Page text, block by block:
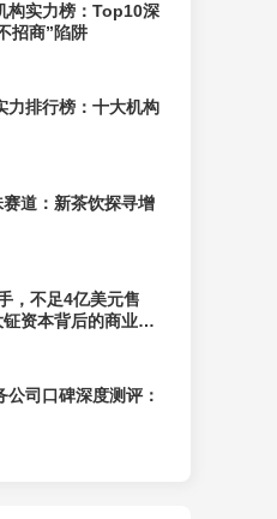
构实力榜：Top10深
招商”陷阱
力排行榜：十大机构
道：新茶饮探寻增
，不足4亿美元售
资本背后的商业逻
司口碑深度测评：